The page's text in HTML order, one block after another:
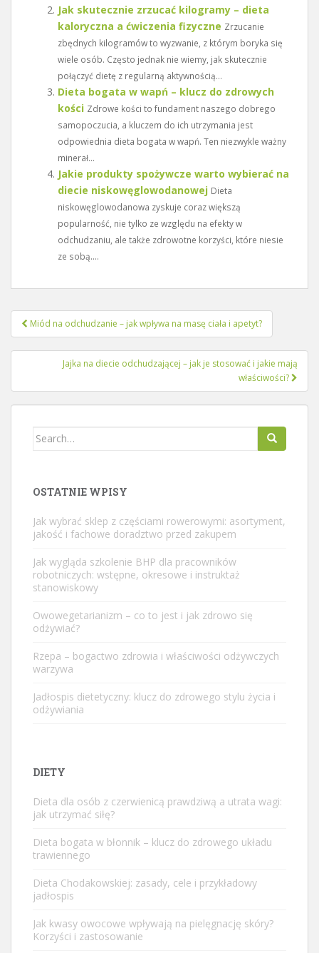
Jak skutecznie zrzucać kilogramy – dieta
kaloryczna a ćwiczenia fizyczne Zrzucanie
zbędnych kilogramów to wyzwanie, z którym boryka się
wiele osób. Często jednak nie wiemy, jak skutecznie
połączyć dietę z regularną aktywnością...
Dieta bogata w wapń – klucz do zdrowych
kości Zdrowe kości to fundament naszego dobrego
samopoczucia, a kluczem do ich utrzymania jest
odpowiednia dieta bogata w wapń. Ten niezwykle ważny
minerał...
Jakie produkty spożywcze warto wybierać na
diecie niskowęglowodanowej Dieta
niskowęglowodanowa zyskuje coraz większą
popularność, nie tylko ze względu na efekty w
odchudzaniu, ale także zdrowotne korzyści, które niesie
ze sobą....
Nawigacja
wpisu
Miód na odchudzanie – jak wpływa na masę ciała i apetyt?
Jajka na diecie odchudzającej – jak je stosować i jakie mają
właściwości?
Search
OSTATNIE WPISY
Jak wybrać sklep z częściami rowerowymi: asortyment,
jakość i fachowe doradztwo przed zakupem
Jak wygląda szkolenie BHP dla pracowników
robotniczych: wstępne, okresowe i instruktaż
stanowiskowy
Owowegetarianizm – co to jest i jak zdrowo się
odżywiać?
Rzepa – bogactwo zdrowia i właściwości odżywczych
warzywa
Jadłospis dietetyczny: klucz do zdrowego stylu życia i
odżywiania
DIETY
Dieta dla osób z czerwienicą prawdziwą a utrata wagi:
jak utrzymać siłę?
Dieta bogata w błonnik – klucz do zdrowego układu
trawiennego
Dieta Chodakowskiej: zasady, cele i przykładowy
jadłospis
Jak kwasy owocowe wpływają na pielęgnację skóry?
Korzyści i zastosowanie